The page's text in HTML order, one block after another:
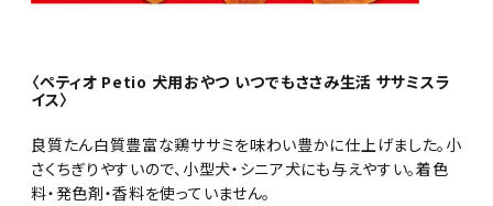
〈ペティオ Petio 犬用おやつ いつでもささみ生活 ササミスラ
イス〉
良質たん白質豊富な鶏ササミを味わい豊かに仕上げました。小
さくちぎりやすいので、小型犬・シニア犬にも与えやすい。着色
料・発色剤・香料を使っていません。